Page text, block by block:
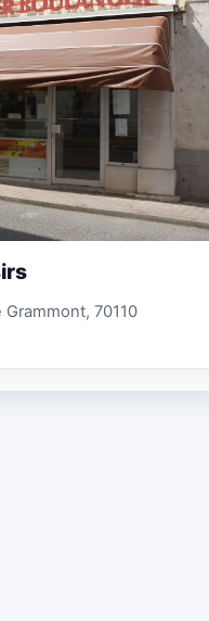
Grammont, 70110